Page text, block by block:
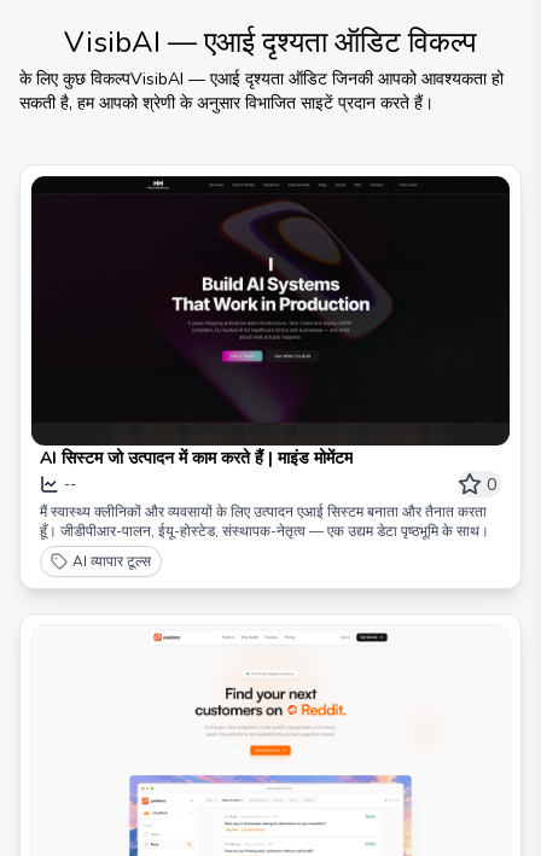
VisibAI — एआई दृश्यता ऑडिटविकल्प
के लिए कुछ विकल्पVisibAI — एआई दृश्यता ऑडिट जिनकी आपको आवश्यकता हो
सकती है, हम आपको श्रेणी के अनुसार विभाजित साइटें प्रदान करते हैं।
AI सिस्टम जो उत्पादन में काम करते हैं | माइंड मोमेंटम
-- 0
मैं स्वास्थ्य क्लीनिकों और व्यवसायों के लिए उत्पादन एआई सिस्टम बनाता और तैनात करता
हूँ। जीडीपीआर-पालन, ईयू-होस्टेड, संस्थापक-नेतृत्व — एक उद्यम डेटा पृष्ठभूमि के साथ।
AI व्यापार टूल्स